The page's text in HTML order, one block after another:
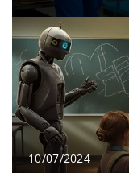
10/07/2024